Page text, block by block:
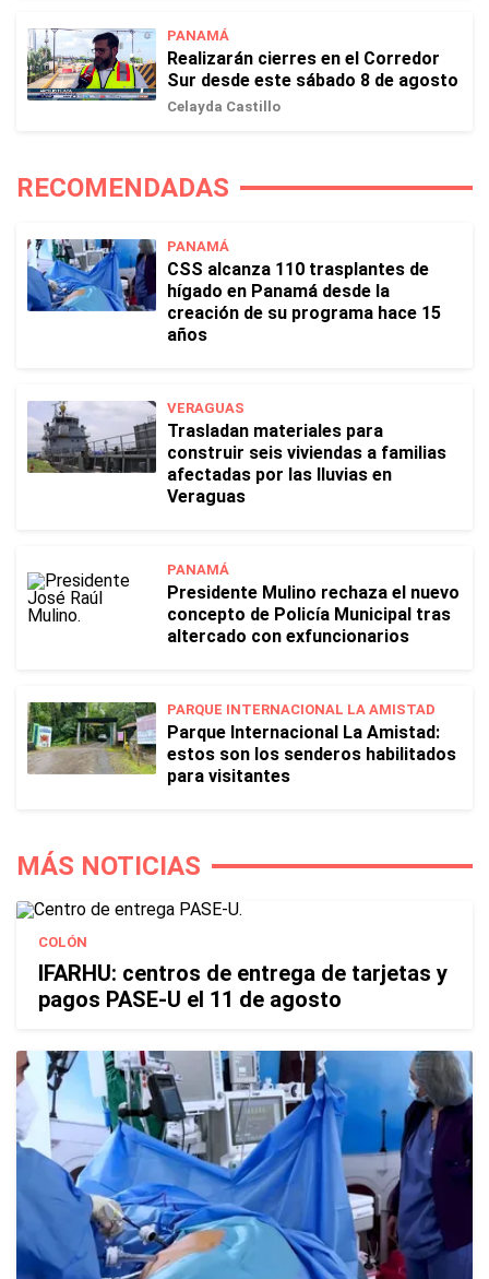
PANAMÁ
Realizarán cierres en el Corredor
Sur desde este sábado 8 de agosto
Celayda Castillo
RECOMENDADAS
PANAMÁ
CSS alcanza 110 trasplantes de
hígado en Panamá desde la
creación de su programa hace 15
años
VERAGUAS
Trasladan materiales para
construir seis viviendas a familias
afectadas por las lluvias en
Veraguas
PANAMÁ
Presidente Mulino rechaza el nuevo
concepto de Policía Municipal tras
altercado con exfuncionarios
PARQUE INTERNACIONAL LA AMISTAD
Parque Internacional La Amistad:
estos son los senderos habilitados
para visitantes
MÁS NOTICIAS
COLÓN
IFARHU: centros de entrega de tarjetas y
pagos PASE-U el 11 de agosto